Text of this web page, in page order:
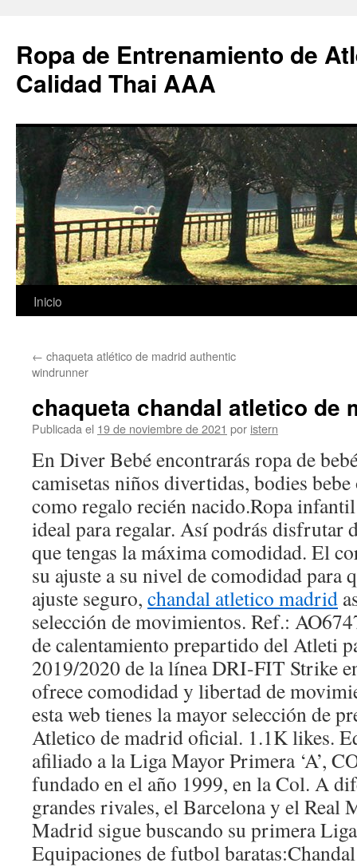
Ropa de Entrenamiento de
Calidad Thai AAA
Saltar
contenido
Inicio
← chaqueta atlético de madrid authentic
windrunner
chaqueta chandal atletico de
Publicada el 19 de noviembre de 2021 por istern
En Diver Bebé encontrarás ropa de
camisetas niños divertidas, bodies
como regalo recién nacido.Ropa
ideal para regalar. Así podrás disfrutar
que tengas la máxima comodidad. El
su ajuste a su nivel de comodidad para
ajuste seguro, chandal atletico madrid
selección de movimientos. Ref.:
de calentamiento prepartido del Atleti
2019/2020 de la línea DRI-FIT Strike
ofrece comodidad y libertad de
esta web tienes la mayor selección de
Atletico de madrid oficial. 1.1K likes.
afiliado a la Liga Mayor Primera ‘A’,
fundado en el año 1999, en la Col. A
grandes rivales, el Barcelona y el Real
Madrid sigue buscando su primera
Equipaciones de futbol